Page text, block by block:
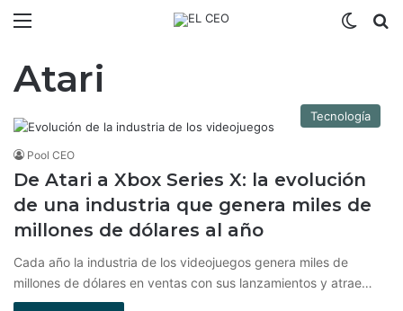
Atari
Tecnología
Pool CEO
De Atari a Xbox Series X: la evolución
de una industria que genera miles de
millones de dólares al año
Cada año la industria de los videojuegos genera miles de
millones de dólares en ventas con sus lanzamientos y atrae…